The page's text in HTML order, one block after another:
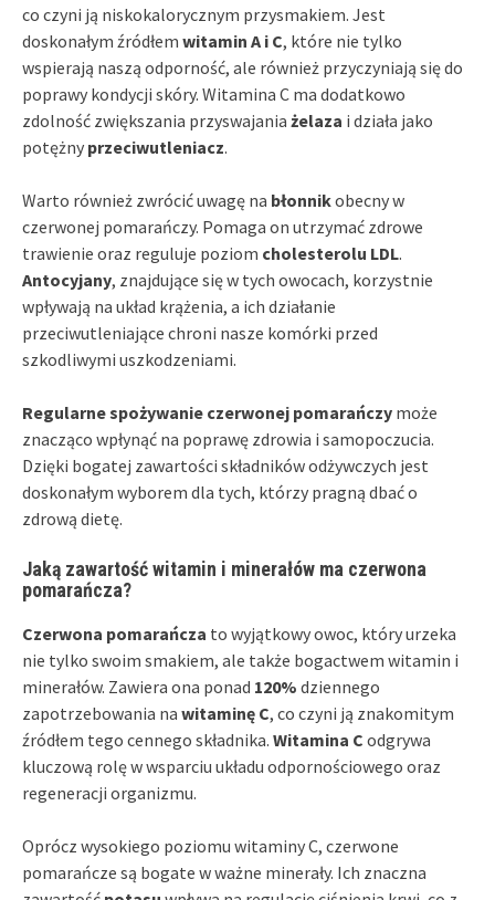
co czyni ją niskokalorycznym przysmakiem. Jest
doskonałym źródłem witamin A i C, które nie tylko
wspierają naszą odporność, ale również przyczyniają się do
poprawy kondycji skóry. Witamina C ma dodatkowo
zdolność zwiększania przyswajania żelaza i działa jako
potężny przeciwutleniacz.
Warto również zwrócić uwagę na błonnikobecny w
czerwonej pomarańczy. Pomaga on utrzymać zdrowe
trawienie oraz reguluje poziom cholesterolu LDL.
Antocyjany, znajdujące się w tych owocach, korzystnie
wpływają na układ krążenia, a ich działanie
przeciwutleniające chroni nasze komórki przed
szkodliwymi uszkodzeniami.
Regularne spożywanie czerwonej pomarańczy może
znacząco wpłynąć na poprawę zdrowia i samopoczucia.
Dzięki bogatej zawartości składników odżywczych jest
doskonałym wyborem dla tych, którzy pragną dbać o
zdrową dietę.
Jaką zawartość witamin i minerałów ma czerwona
pomarańcza?
Czerwona pomarańcza to wyjątkowy owoc, który urzeka
nie tylko swoim smakiem, ale także bogactwem witamin i
minerałów. Zawiera ona ponad 120% dziennego
zapotrzebowania na witaminę C, co czyni ją znakomitym
źródłem tego cennego składnika. Witamina C odgrywa
kluczową rolę w wsparciu układu odpornościowego oraz
regeneracji organizmu.
Oprócz wysokiego poziomu witaminy C, czerwone
pomarańcze są bogate w ważne minerały. Ich znaczna